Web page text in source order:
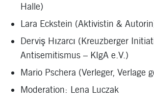
Halle)
Lara Eckstein (Aktivistin &
Derviş Hızarcı (Kreuzberger
Antisemitismus – KIgA e.V.)
Mario Pschera (Verleger, Verlage
Moderation: Lena Luczak